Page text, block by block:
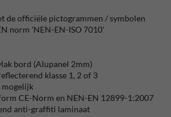
de officiële pictogrammen / symbolen
norm 'NEN-EN-ISO 7010'
bord (Alupanel 2mm)
klasse 1, 2 of 3
mogelijk
CE-Norm en NEN-EN 12899-1:2007
anti-graffiti laminaat